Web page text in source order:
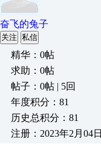
奋飞的兔子
关注 私信
精华：0帖
求助：0帖
帖子：0帖 | 5回
年度积分：81
历史总积分：81
注册：2023年2月04日